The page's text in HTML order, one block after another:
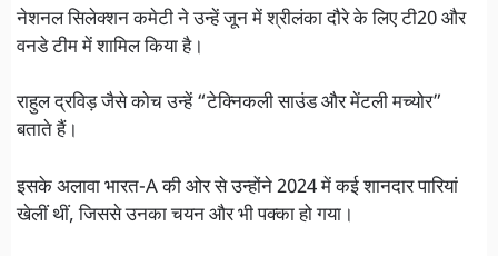
नेशनल सिलेक्शन कमेटी ने उन्हें जून में श्रीलंका दौरे के लिए टी20 और
वनडे टीम में शामिल किया है।
राहुल द्रविड़ जैसे कोच उन्हें “टेक्निकली साउंड और मेंटली मच्योर”
बताते हैं।
इसके अलावा भारत-A की ओर से उन्होंने 2024 में कई शानदार पारियां
खेलीं थीं, जिससे उनका चयन और भी पक्का हो गया।